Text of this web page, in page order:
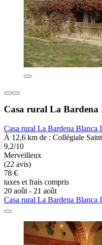
Casa rural La Bardena
Casa rural La Bardena Blanca
À 12,6 km de : Collégiale
9,2/10
Merveilleux
(22 avis)
78 €
taxes et frais compris
20 août - 21 août
Casa rural La Bardena Blanca